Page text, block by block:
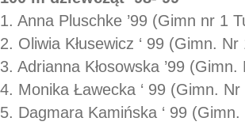
1. Anna Pluschke ’99 (Gimn nr 1
2. Oliwia Kłusewicz ‘ 99 (Gimn.
3. Adrianna Kłosowska ’99
4. Monika Ławecka ‘ 99 (Gimn.
5. Dagmara Kamińska ‘ 99